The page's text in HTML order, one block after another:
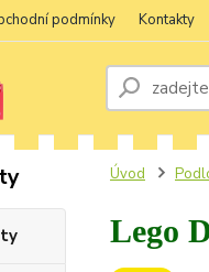
podmínky Kontakty
Úvod
Lego